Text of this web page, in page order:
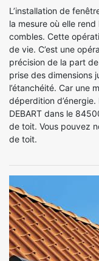
L’installation de
la mesure où elle
combles. Cette
de vie. C’est une
précision de la part
prise des dimensions
l’étanchéité. Car une
déperdition
DEBART dans le
de toit. Vous pouvez
de toit.